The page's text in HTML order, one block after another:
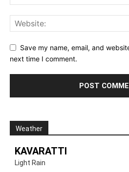
Save my name, email, and
next time I comment.
Weather
KAVARATTI
Light Rain